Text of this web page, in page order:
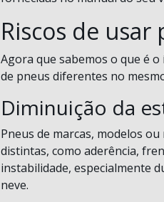
Riscos de
Agora que sabemos o que é
de pneus diferentes no
Diminuição da
Pneus de marcas, modelos
distintas, como aderência,
instabilidade, especialmente
neve.